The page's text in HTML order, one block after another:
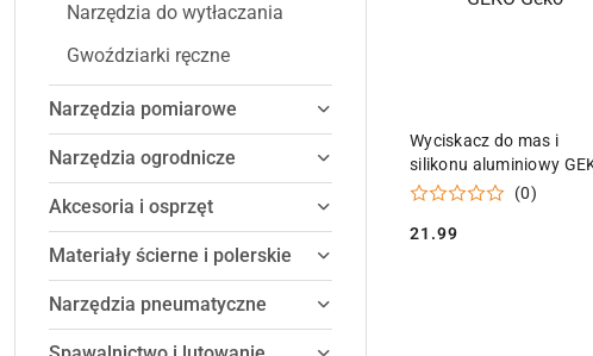
Narzędzia do wytłaczania
Gwoździarki ręczne
Narzędzia pomiarowe
Narzędzia ogrodnicze
Akcesoria i osprzęt
Materiały ścierne i polerskie
Narzędzia pneumatyczne
Wyciskacz do mas i
silikonu aluminiowy
Geko
(0)
Cena:
21.99
DODAJ DO KOSZYKA